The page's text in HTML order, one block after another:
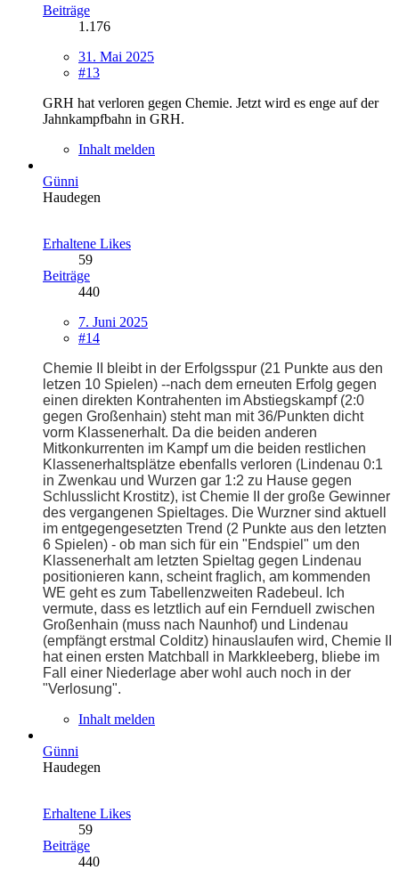
Beiträge
1.176
31. Mai 2025
#13
GRH hat verloren gegen Chemie. Jetzt wird es enge auf der
Jahnkampfbahn in GRH.
Inhalt melden
Günni
Haudegen
Erhaltene Likes
59
Beiträge
440
7. Juni 2025
#14
Chemie II bleibt in der Erfolgsspur (21 Punkte aus den
letzen 10 Spielen) --nach dem erneuten Erfolg gegen
einen direkten Kontrahenten im Abstiegskampf (2:0
gegen Großenhain) steht man mit 36/Punkten dicht
vorm Klassenerhalt. Da die beiden anderen
Mitkonkurrenten im Kampf um die beiden restlichen
Klassenerhaltsplätze ebenfalls verloren (Lindenau 0:1
in Zwenkau und Wurzen gar 1:2 zu Hause gegen
Schlusslicht Krostitz), ist Chemie II der große Gewinner
des vergangenen Spieltages. Die Wurzner sind aktuell
im entgegengesetzten Trend (2 Punkte aus den letzten
6 Spielen) - ob man sich für ein "Endspiel" um den
Klassenerhalt am letzten Spieltag gegen Lindenau
positionieren kann, scheint fraglich, am kommenden
WE geht es zum Tabellenzweiten Radebeul. Ich
vermute, dass es letztlich auf ein Fernduell zwischen
Großenhain (muss nach Naunhof) und Lindenau
(empfängt erstmal Colditz) hinauslaufen wird, Chemie II
hat einen ersten Matchball in Markkleeberg, bliebe im
Fall einer Niederlage aber wohl auch noch in der
"Verlosung".
Inhalt melden
Günni
Haudegen
Erhaltene Likes
59
Beiträge
440